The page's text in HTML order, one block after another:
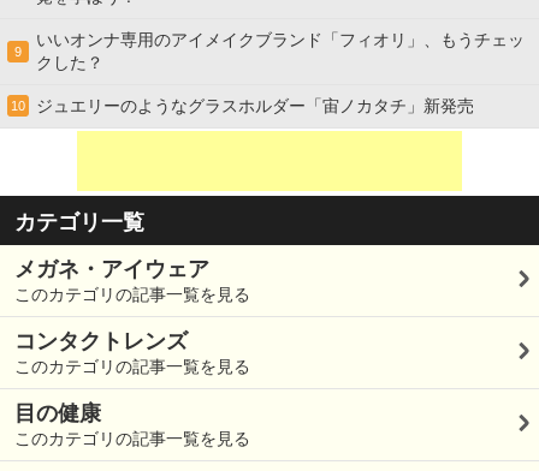
9
いいオンナ専用のアイメイクブランド「フィオリ」、もうチェッ
クした？
10 ジュエリーのようなグラスホルダー「宙ノカタチ」新発売
カテゴリ一覧
メガネ・アイウェア
このカテゴリの記事一覧を見る
コンタクトレンズ
このカテゴリの記事一覧を見る
目の健康
このカテゴリの記事一覧を見る